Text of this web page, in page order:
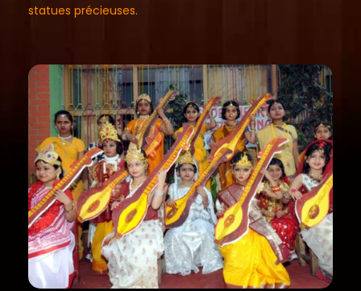
statues précieuses.